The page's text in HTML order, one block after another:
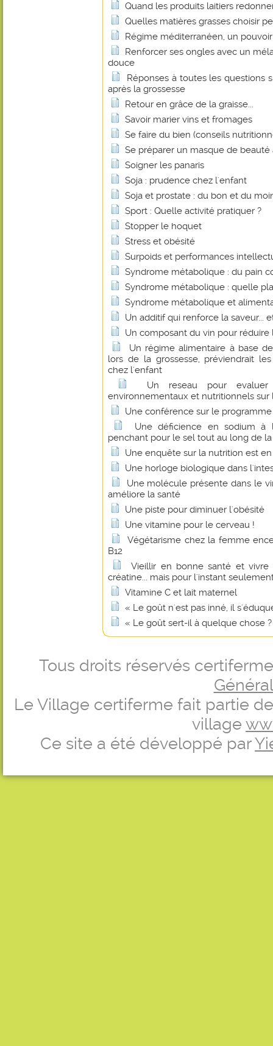
Quand les produits laitiers
Quelles matières grasses choisir
Régime méditerranéen, un
Renforcer ses ongles avec un
douce
Réponses à toutes les questions
après la grossesse
Retour en grâce de la graisse...
Savoir marier vins et fromages
Se faire du bien (conseils
Se préparer un masque de beauté
Soigner les panaris
Soja : prudence chez l'enfant
Soja et prostate : du bon et du
Sport : Quelle activité pratiquer ?
Stopper le hoquet
Stress et obésité
Surpoids et performances
Syndrome métabolique : du pain
Syndrome métabolique : quelle
Syndrome métabolique et
Un additif qui renforce la saveur...
Un composant du vin pour réduire
Un régime alimentaire à base
lors de la grossesse, préviendrait
chez l'enfant
Un reseau pour
environnementaux et nutritionnels sur
Une conférence sur le
Une déficience en sodium à
penchant pour le sel tout au long de
Une enquête sur la nutrition est en
Une horloge biologique dans
Une molécule présente dans le
améliore la santé
Une piste pour diminuer l'obésité
Une vitamine pour le cerveau !
Végétarisme chez la femme
B12
Vieillir en bonne santé et
créatine... mais pour l'instant
Vitamine C et lait maternel
« Le goût n'est pas inné, il
« Le goût sert-il à quelque chose
Tous droits réservés
Le Village certiferme fait partie
village
Ce site a été développé par